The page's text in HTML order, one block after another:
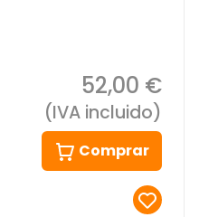
52,00 €
(IVA incluido)
Comprar